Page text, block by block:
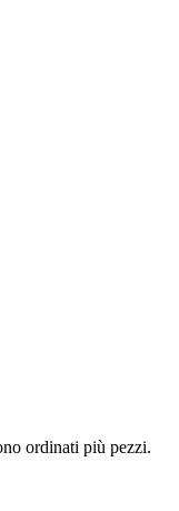
ordinati più pezzi.